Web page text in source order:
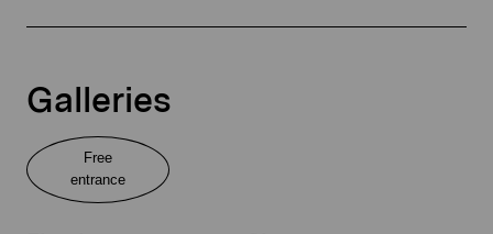
Galleries
Free
entrance